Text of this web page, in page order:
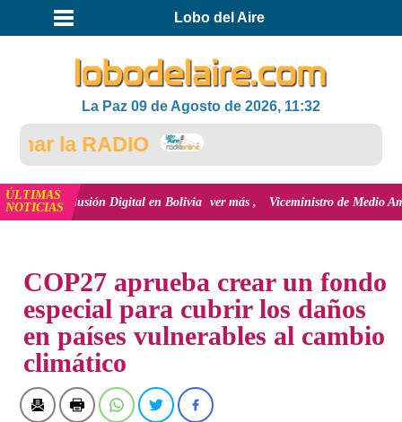
Lobo del Aire
La Paz 09 de Agosto de 2026, 11:32
la RADIO
ÚLTIMAS
NOTICIASDigital en Bolivia ver más Viceministro de Medio Ambiente,
COP27 aprueba crear un fondo
especial para cubrir los daños
en países vulnerables al cambio
climático